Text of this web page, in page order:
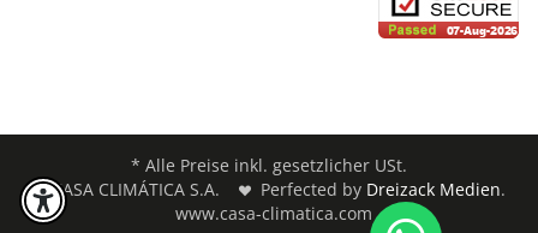
* Alle Preise inkl. gesetzlicher USt.
© CASA CLIMÁTICA S.A.
Perfected by Dreizack Medien.
www.casa-climatica.com